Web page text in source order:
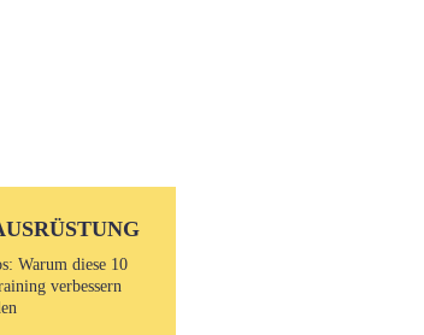
Warum diese 10
verbessern